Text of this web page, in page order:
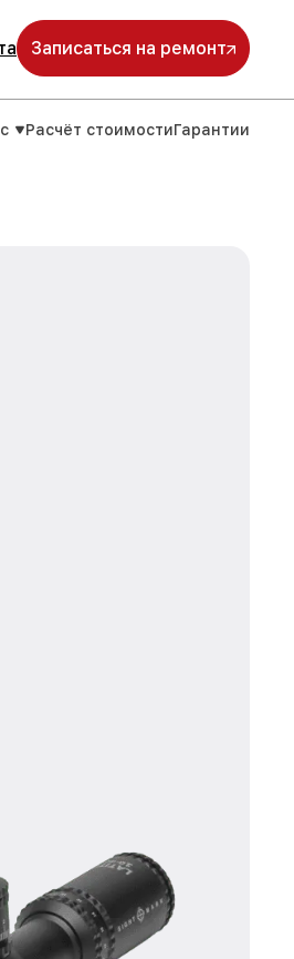
Записаться на ремонт
Расчёт стоимостиГарантии